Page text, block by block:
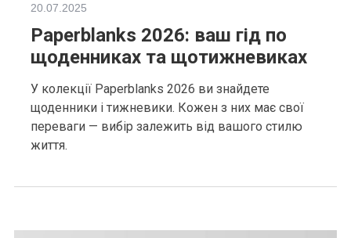
20.07.2025
Paperblanks 2026: ваш гід по
щоденниках та щотижневиках
У колекції Paperblanks 2026 ви знайдете
щоденники і тижневики. Кожен з них має свої
переваги — вибір залежить від вашого стилю
життя.